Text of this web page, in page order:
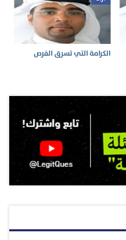
الكرامة التي تسرق الفرص